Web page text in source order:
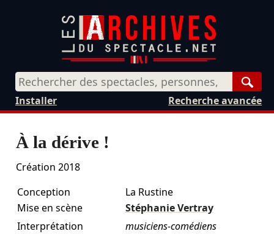
Recherche avancée
Installer
À la dérive !
Création 2018
Conception
La Rustine
Mise en scène
Stéphanie Vertray
Interprétation
musiciens-comédiens